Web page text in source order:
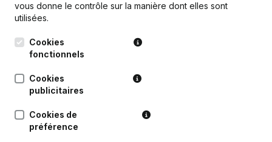
vous donne le contrôle sur la manière dont elles sont
utilisées.
Cookies
fonctionnels
Cookies
publicitaires
Cookies de
préférence
Kantorenpark Everest
Leuvensesteenweg
1800 Vilvoorde
Prospection
Compliance et prévention
de la fraude